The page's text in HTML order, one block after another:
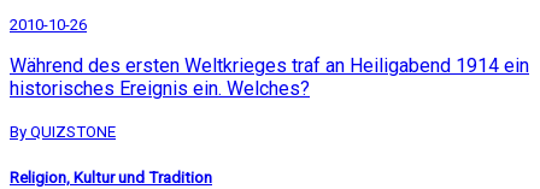
2010-10-26
Während des ersten Weltkrieges traf an Heiligabend 1914 ein
historisches Ereignis ein. Welches?
By QUIZSTONE
Religion, Kultur und Tradition